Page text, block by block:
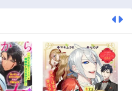
第8.2話
2ヶ月前
第7.2話